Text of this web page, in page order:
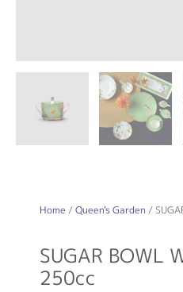
Home /Queen's Garden /
SUGAR BOWL
250cc